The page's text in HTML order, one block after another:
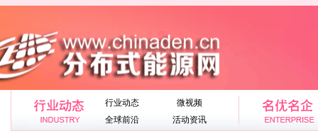
行业动态
全球前沿
微视频
活动资讯